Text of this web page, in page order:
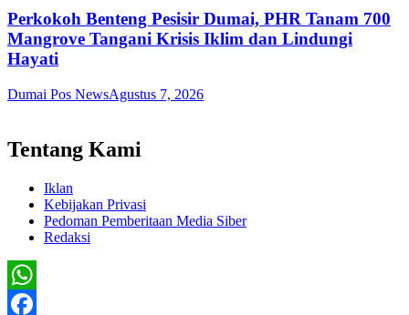
Perkokoh Benteng Pesisir Dumai, PHR Tanam 700
Mangrove Tangani Krisis Iklim dan Lindungi
Hayati
Dumai Pos NewsAgustus 7, 2026
Tentang Kami
Iklan
Kebijakan Privasi
Pedoman Pemberitaan Media Siber
Redaksi
WhatsApp